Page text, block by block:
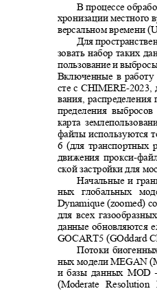
В процессе
хронизации местного
версальном времени
Для
зовать набор таких
пользование и
Включенные в работу
сте с CHIMERE-2023,
вания,
пределения
карта
файлы используются
6 (для транспортных
движения прокси-
ской застройки для
Начальные и
ных глобальных
Dynamique (zoomed)
для всех
данные обновляются
GOCART5 (GOddard
Потоки
ных модели MEGAN (
и базы данных MOD
(Moderate Resolution